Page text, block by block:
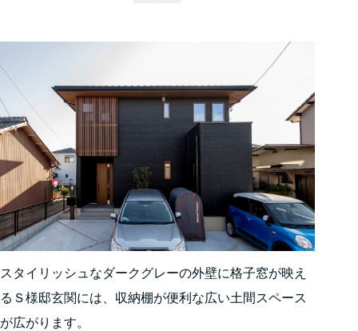
スタイリッシュなダークグレーの外壁に格子窓が映え
るＳ様邸玄関には、収納棚が便利な広い土間スペース
が広がります。